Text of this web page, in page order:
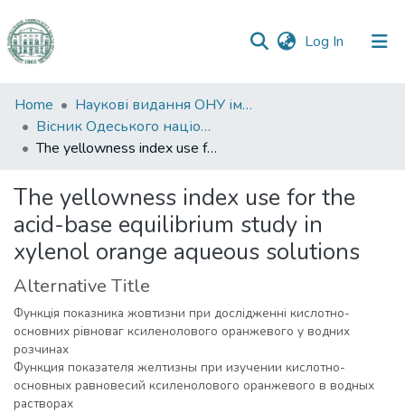
Log In (current)
Communities
&
Collections
Statistics
Home
Наукові видання ОНУ імені І. І. Мечникова
Вісник Одеського національного університету. Хімія
The yellowness index use for the acid-base equilibrium study in xylenol orange aqueous solutions
The yellowness index use for the
acid-base equilibrium study in
xylenol orange aqueous solutions
Alternative Title
Функція показника жовтизни при дослідженні кислотно-
основних рівноваг ксиленолового оранжевого у водних
розчинах
Функция показателя желтизны при изучении кислотно-
основных равновесий ксиленолового оранжевого в водных
растворах